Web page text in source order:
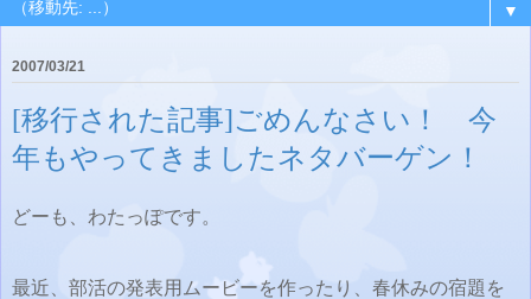
▼
2007/03/21
[移行された記事]ごめんなさい！ 今
年もやってきましたネタバーゲン！
どーも、わたっぽです。
最近、部活の発表用ムービーを作ったり、春休みの宿題を